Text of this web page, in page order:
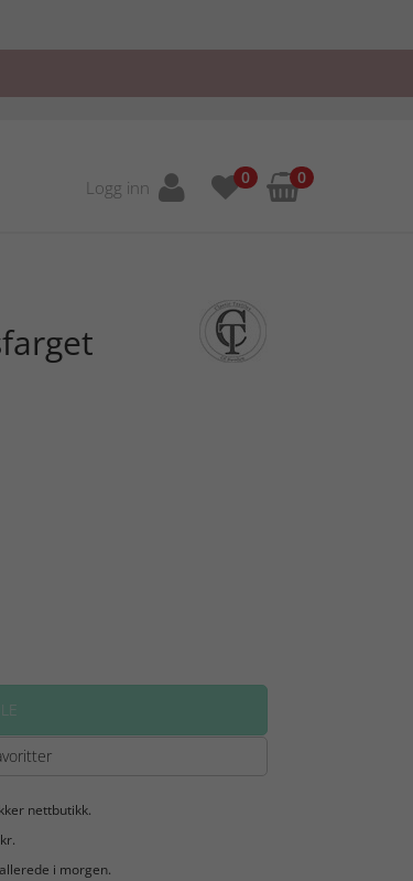
Logg inn 0 0
nettbutikk.
i morgen.